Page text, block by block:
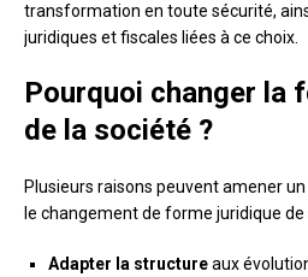
transformation en toute sécurité,
juridiques et fiscales liées à ce choix.
Pourquoi changer la
de la société ?
Plusieurs raisons peuvent amener
le changement de forme juridique de
Adapter la structureaux